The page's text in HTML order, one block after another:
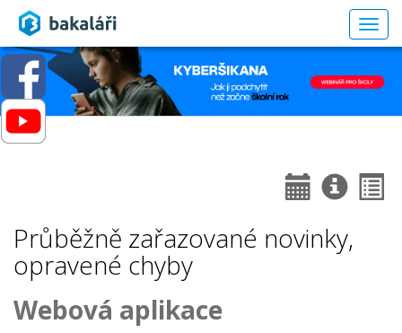
Průběžně zařazované novinky,
opravené chyby
Webová aplikace